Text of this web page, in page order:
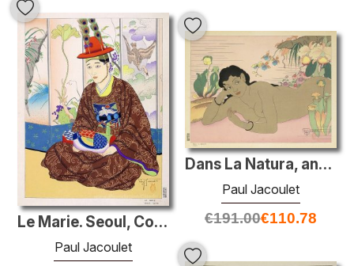
Le Marie. Seoul, Coree
Paul Jacoulet
Dans La Natura, angur
Paul Jacoulet
€191.00€110.78